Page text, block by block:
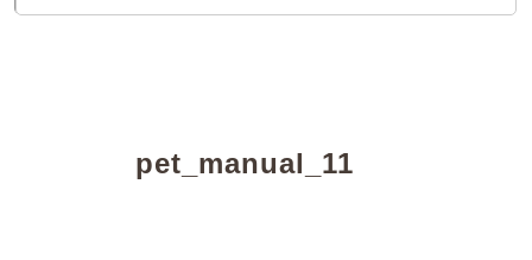
pet_manual_11